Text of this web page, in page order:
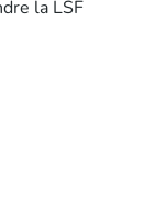
la LSF